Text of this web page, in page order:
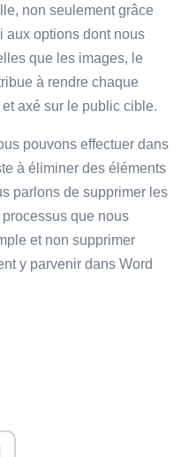
non seulement grâce
aux options dont nous
que les images, le
à rendre chaque
axé sur le public cible.
pouvons effectuer dans
à éliminer des éléments
parlons de supprimer les
que nous
et non supprimer
y parvenir dans Word